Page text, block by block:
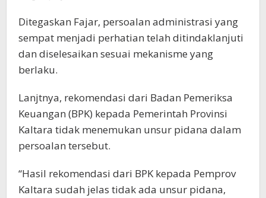
Ditegaskan Fajar, persoalan administrasi yang
sempat menjadi perhatian telah ditindaklanjuti
dan diselesaikan sesuai mekanisme yang
berlaku.
Lanjtnya, rekomendasi dari Badan Pemeriksa
Keuangan (BPK) kepada Pemerintah Provinsi
Kaltara tidak menemukan unsur pidana dalam
persoalan tersebut.
“Hasil rekomendasi dari BPK kepada Pemprov
Kaltara sudah jelas tidak ada unsur pidana,